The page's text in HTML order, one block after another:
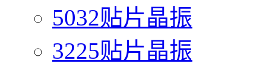
5032贴片晶振
3225贴片晶振